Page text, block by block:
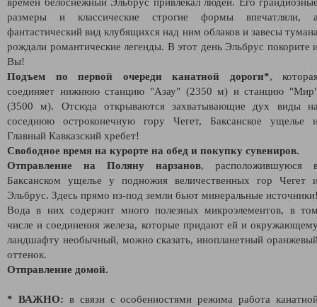
размеры и классические строгие формы впечатляли,
фантастический вид клубящихся над ним облаков и завесы
рождали романтические легенды. В этот день Эльбрус покорите
Вы!
Подъем по первой очереди канатной дороги*,
соединяет нижнюю станцию "Азау" (2350 м) и станцию
(3500 м). Отсюда открываются захватывающие дух виды
соседнюю остроконечную гору Чегет, Баксанское ущелье
Главный Кавказский хребет!
Свободное время на курорте на обед и покупку сувениров.
Отправление на Поляну нарзанов, расположившуюся
Баксанском ущелье у подножия величественных гор Чегет
Эльбрус. Здесь прямо из-под земли бьют минеральные
Вода в них содержит много полезных микроэлементов, в
числе и соединения железа, которые придают ей и
ландшафту необычный, можно сказать, инопланетный
оттенок.
Отправление домой.
* ВАЖНО: в связи с особенностями режима работа